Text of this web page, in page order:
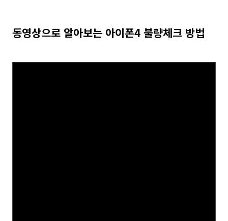
동영상으로 알아보는 아이폰4 불량체크 방법